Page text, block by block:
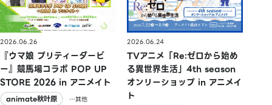
2026.06.26
『ウマ娘 プリティーダービ
ー』競馬場コラボ POP UP
STORE 2026 in アニメイト
animate秋叶原
…其他
2026.06.24
TVアニメ「Re:ゼロから始め
る異世界生活」4th season
オンリーショップ in アニメイ
ト